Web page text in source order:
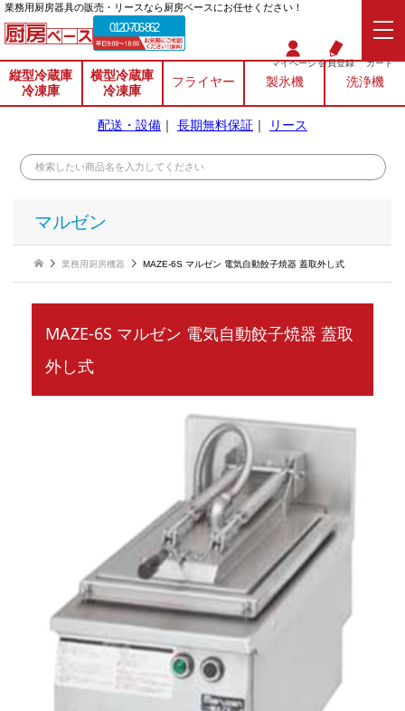
業務⽤厨房器具の販売・リースなら厨房ベースにお任せください！
0120-706-862
マイページ会員登録 カート
縦型冷蔵庫
冷凍庫
横型冷蔵庫
冷凍庫
フライヤー 製氷機 洗浄機
配送・設備 ｜ 長期無料保証 ｜ リース
マルゼン
業務用厨房機器 MAZE-6S マルゼン 電気自動餃子焼器 蓋取外し式
MAZE-6S マルゼン 電気自動餃子焼器 蓋取
外し式